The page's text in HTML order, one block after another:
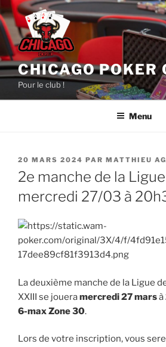
Aller
au
contenu
principal
CHICAGO POKER
Pour le club !
Menu
PUBLIÉ
LE
20 MARS 2024 PAR MATTHIEU
2e manche de la
mercredi 27/03 à
La deuxième manche de la Ligue
XXIII se joueramercredi 27 marsà
6-max Zone 30.
Lors de votre inscription, vous